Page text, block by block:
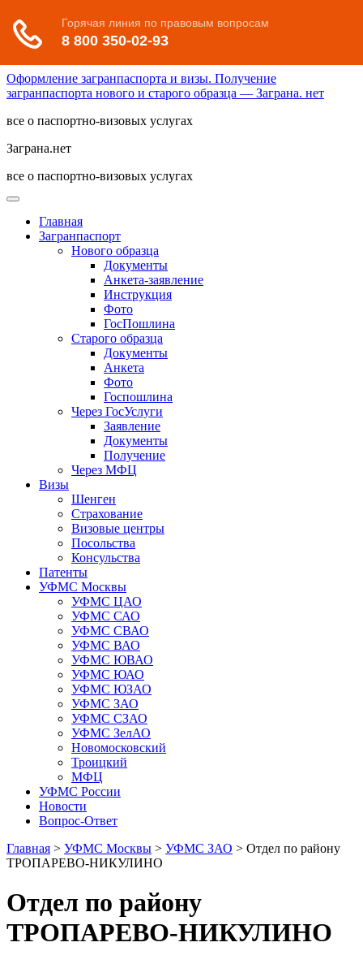
Оформление загранпаспорта и визы. Получение
загранпаспорта нового и старого образца — Заграна. нет
все о паспортно-визовых услугах
Заграна.нет
все о паспортно-визовых услугах
Главная
Загранпаспорт
Нового образца
Документы
Анкета-заявление
Инструкция
Фото
ГосПошлина
Старого образца
Документы
Анкета
Фото
Госпошлина
Через ГосУслуги
Заявление
Документы
Получение
Через МФЦ
Визы
Шенген
Страхование
Визовые центры
Посольства
Консульства
Патенты
УФМС Москвы
УФМС ЦАО
УФМС САО
УФМС СВАО
УФМС ВАО
УФМС ЮВАО
УФМС ЮАО
УФМС ЮЗАО
УФМС ЗАО
УФМС СЗАО
УФМС ЗелАО
Новомосковский
Троицкий
МФЦ
УФМС России
Новости
Вопрос-Ответ
Главная > УФМС Москвы > УФМС ЗАО > Отдел по району
ТРОПАРЕВО-НИКУЛИНО
Отдел по району
ТРОПАРЕВО-НИКУЛИНО